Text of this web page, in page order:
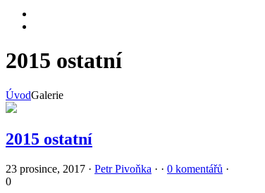
2015 ostatní
ÚvodGalerie
2015 ostatní
23 prosince, 2017 · Petr Pivoňka · · 0 komentářů ·
0